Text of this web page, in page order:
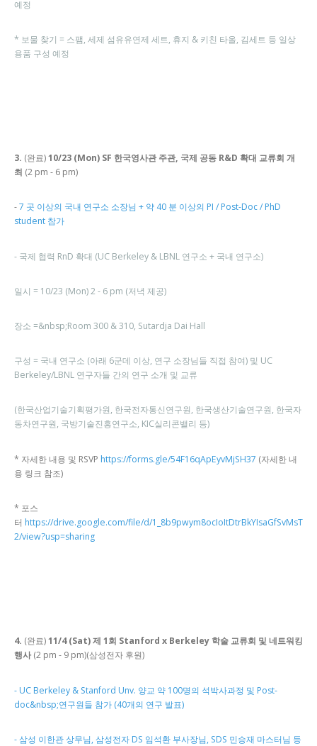
예정
* 보물 찾기 = 스팸, 세제 섬유유연제 세트, 휴지 & 키친 타올, 김세트 등 일상
용품 구성 예정
3. (완료)10/23 (Mon) SF 한국영사관 주관, 국제 공동 R&D 확대 교류회 개
최 (2 pm - 6 pm)
-7 곳 이상의 국내 연구소 소장님 + 약 40 분 이상의 PI / Post-Doc / PhD
student 참가
- 국제 협력 RnD 확대 (UC Berkeley & LBNL 연구소 + 국내 연구소)
일시 = 10/23 (Mon) 2 - 6 pm (저녁 제공)
장소 =&nbsp;Room 300 & 310, Sutardja Dai Hall
구성 = 국내 연구소 (아래 6군데 이상, 연구 소장님들 직접 참여) 및 UC
Berkeley/LBNL 연구자들 간의 연구 소개 및 교류
(한국산업기술기획평가원, 한국전자통신연구원, 한국생산기술연구원, 한국자
동차연구원, 국방기술진흥연구소, KIC실리콘밸리 등)
* 자세한 내용 및 RSVP https://forms.gle/54F16qApEyvMjSH37 (자세한 내
용 링크 참조)
* 포스
터 https://drive.google.com/file/d/1_8b9pwym8ocIoItDtrBkYIsaGfSvMsT
2/view?usp=sharing
4. (완료)11/4 (Sat) 제 1회 Stanford x Berkeley 학술 교류회 및 네트워킹
행사 (2 pm - 9 pm)(삼성전자 후원)
- UC Berkeley & Stanford Unv. 양교 약 100명의 석박사과정 및 Post-
doc&nbsp;연구원들 참가 (40개의 연구 발표)
- 삼성 이한관 상무님, 삼성전자 DS 임석환 부사장님, SDS 민승재 마스터님 등